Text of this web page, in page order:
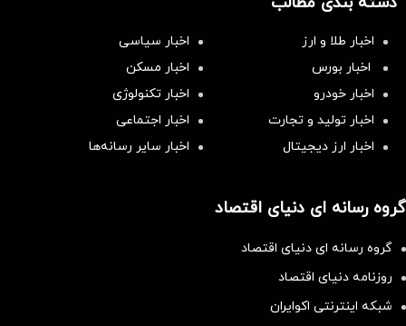
اخبار طلا و ارز
اخبار سیاسی
اخبار بورس
اخبار مسکن
اخبار خودرو
اخبار تکنولوژی
اخبار تولید و تجارت
اخبار اجتماعی
اخبار ارز دیجیتال
اخبار سایر رسانه‌‌ها
گروه رسانه ای دنیای اقتصاد
گروه رسانه ای دنیای اقتصاد
روزنامه دنیای اقتصاد
شبکه اینترنتی اکوایران